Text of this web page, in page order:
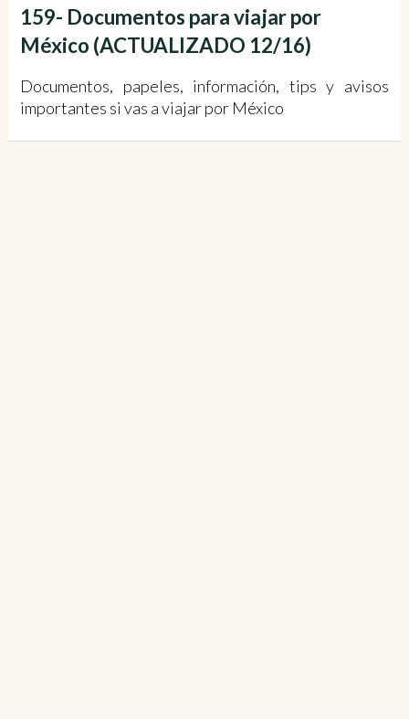
159- Documentos para viajar por
México (ACTUALIZADO 12/16)
Documentos, papeles, información, tips y avisos
importantes si vas a viajar por México